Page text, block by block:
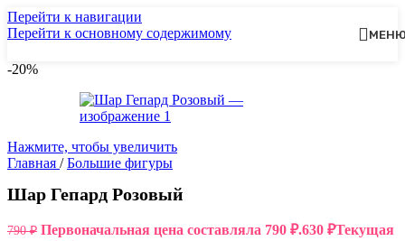
Перейти к навигации
Перейти к основному содержимому
-20%
Нажмите, чтобы увеличить
Главная / Большие фигуры
Шар Гепард Розовый
790₽ Первоначальная цена составляла 790 ₽.630 ₽Текущая